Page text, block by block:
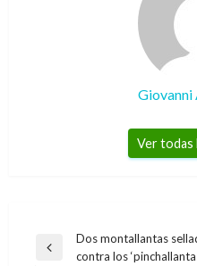
Giovanni
Ver todas
Navegación
Entrada
Dos montallantas
contra los